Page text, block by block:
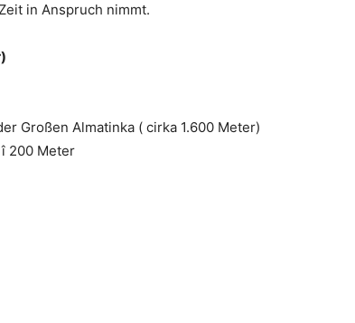
in Anspruch nimmt.
Großen Almatinka ( cirka 1.600 Meter)
200 Meter